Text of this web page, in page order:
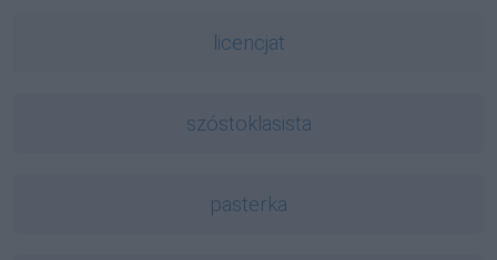
licencjat
szóstoklasista
pasterka